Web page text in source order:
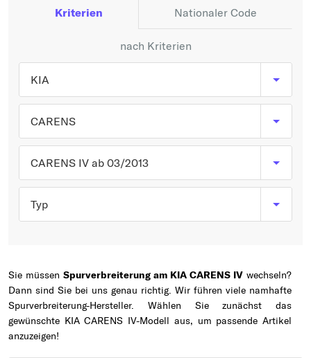
Kriterien Nationaler Code
nach Kriterien
KIA
CARENS
CARENS IV ab 03/2013
Typ
Sie müssen Spurverbreiterung am KIA CARENS IV wechseln?
Dann sind Sie bei uns genau richtig. Wir führen viele namhafte
Spurverbreiterung-Hersteller. Wählen Sie zunächst das
gewünschte KIA CARENS IV-Modell aus, um passende Artikel
anzuzeigen!